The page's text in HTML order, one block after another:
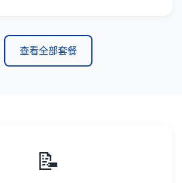
查看全部套餐
📝